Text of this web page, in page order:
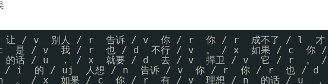
让 / v  别人 / r  告诉 / v  你 / r  你 / r  成不了 / l
是 / v  我 / r  也 / d  不行 / v  。 / x  如果 / c  你
的话 / u  ， / x  就要 / d  去 / v  捍卫 / v  它 / r  。 /
/ i  的 / uj  人想 / n  告诉 / v  你 / r  你 / r  也 / d
。 / x  如果 / c  你 / r  有 / v  理想 / n  的话 / u  ，